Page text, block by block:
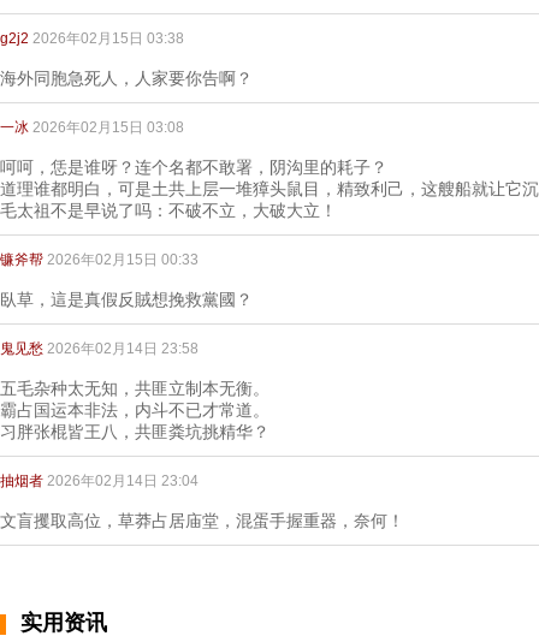
g2j2 2026年02月15日 03:38
海外同胞急死人，人家要你告啊？
一冰 2026年02月15日 03:08
呵呵，恁是谁呀？连个名都不敢署，阴沟里的耗子？
道理谁都明白，可是土共上层一堆獐头鼠目，精致利己，这艘船就让它
毛太祖不是早说了吗：不破不立，大破大立！
镰斧帮 2026年02月15日 00:33
臥草，這是真假反賊想挽救黨國？
鬼见愁 2026年02月14日 23:58
五毛杂种太无知，共匪立制本无衡。
霸占国运本非法，内斗不已才常道。
习胖张棍皆王八，共匪粪坑挑精华？
抽烟者 2026年02月14日 23:04
文盲攫取高位，草莽占居庙堂，混蛋手握重器，奈何！
实用资讯